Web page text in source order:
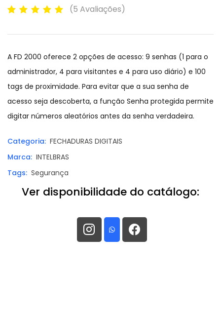
(5 Avaliações)
A FD 2000 oferece 2 opções de acesso: 9 senhas (1 para o
administrador, 4 para visitantes e 4 para uso diário) e 100
tags de proximidade. Para evitar que a sua senha de
acesso seja descoberta, a função Senha protegida permite
digitar números aleatórios antes da senha verdadeira.
Categoria: FECHADURAS DIGITAIS
Marca: INTELBRAS
Tags: Segurança
Ver disponibilidade do catálogo: